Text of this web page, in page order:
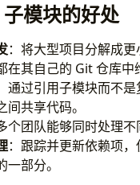
改
依赖项，而非内部代码
嵌套
化和更新
内提交更改
文件更新
同步子模块
模块的好处
：将大型项目分解成更
在其自己的 Git 仓库中
通过引用子模块而不
间共享代码。
个团队能够同时处理不
：跟踪并更新依赖项
部分。